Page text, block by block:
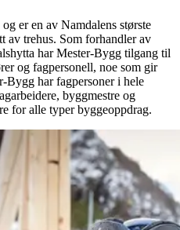
er en av Namdalens største
av trehus. Som forhandler av
har Mester-Bygg tilgang til
og fagpersonell, noe som gir
Bygg har fagpersoner i hele
byggmestre og
for alle typer byggeoppdrag.